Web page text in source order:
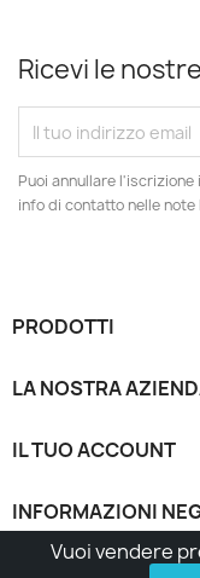
Vuoi vendere
Ricevi le
Puoi annullare
info di contatto nelle note
PRODOTTI
LA NOSTRA
IL TUO ACCOUNT
INFORMAZIONI
© 2026 - Made with